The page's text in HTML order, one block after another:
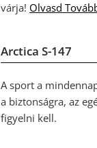
várja! Olvasd
Arctica S-147
A sport a
a biztonságra, az
figyelni kell.